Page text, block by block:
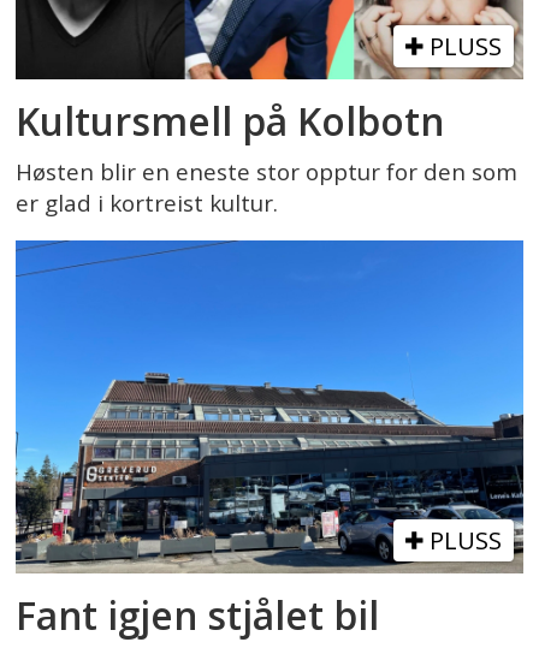
PLUSS
Kultursmell på Kolbotn
Høsten blir en eneste stor opptur for den som
er glad i kortreist kultur.
PLUSS
Fant igjen stjålet bil